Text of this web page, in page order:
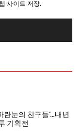
:
사이트 저장.
란눈의 친구들’…내년
기획전